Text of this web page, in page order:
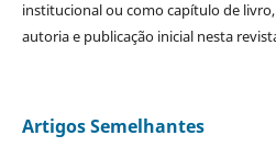
institucional ou como capítulo de
autoria e publicação inicial nesta
Artigos Semelhantes